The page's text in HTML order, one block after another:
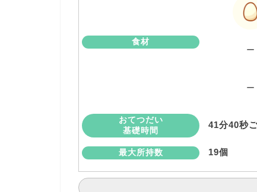
食材
ー
ー
おてつだい
基礎時間
41分40秒
最大所持数 19個